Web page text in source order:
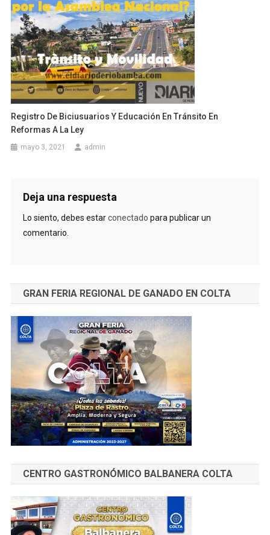
Registro De Biciusuarios Y Educación En Tránsito En
Reformas A La Ley
mayo 3, 2021 admin
Deja una respuesta
Lo siento, debes estarconectado para publicar un
comentario.
GRAN FERIA REGIONAL DE GANADO EN COLTA
CENTRO GASTRONÓMICO BALBANERA COLTA